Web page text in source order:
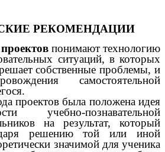
РЕКОМЕНДАЦИИ
понимают технологию
ситуаций, в которых
собственные проблемы, и
самостоятельной
проектов была положена идея
учебно-познавательной
на результат, который
решению той или иной
значимой для ученика